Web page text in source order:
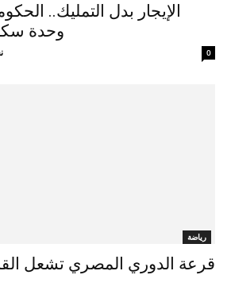
وحدة
0
رياضة
قرعة الدوري المصري تشعل